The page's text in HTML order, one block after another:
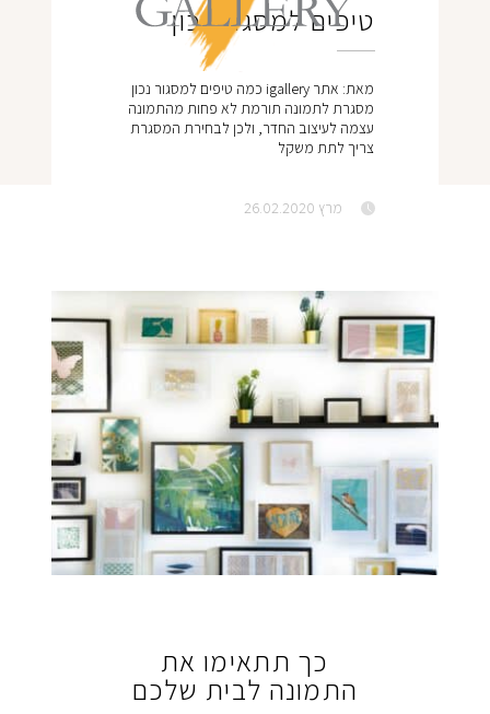
טיפים למסגור נכון
מאת: אתר igallery כמה טיפים למסגור נכון
מסגרת לתמונה תורמת לא פחות מהתמונה
עצמה לעיצוב החדר, ולכן לבחירת המסגרת
צריך לתת משקל
מרץ 26.02.2020
כך תתאימו את
התמונה לבית שלכם